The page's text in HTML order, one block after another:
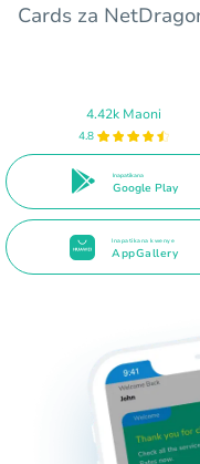
Cards za
4.42k Maoni
4.8
Inapatikana
Google Play
Inapatikana kwenye
AppGallery